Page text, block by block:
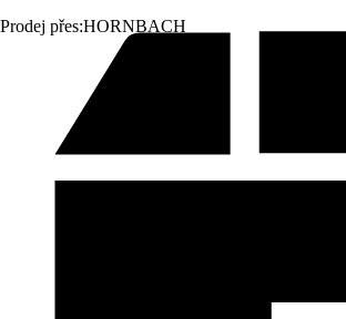
Prodej přes:HORNBACH